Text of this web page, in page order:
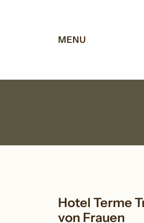
MENU
Hotel Terme
von Frauen